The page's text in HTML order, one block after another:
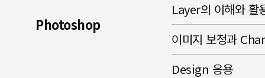
Photoshop
Layer의 이해와 활
이미지 보정과
Design 응용